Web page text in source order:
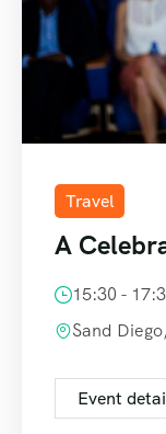
Travel
A
15:30 -
Sand
Event